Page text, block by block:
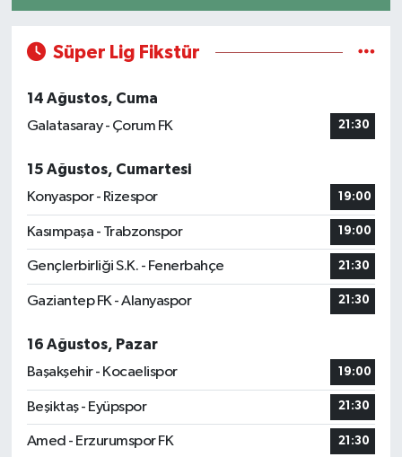
Süper Lig Fikstür
14 Ağustos, Cuma
Galatasaray - Çorum FK
21:30
15 Ağustos, Cumartesi
Konyaspor - Rizespor
19:00
Kasımpaşa - Trabzonspor 19:00
Gençlerbirliği S.K. - Fenerbahçe 21:30
Gaziantep FK - Alanyaspor 21:30
16 Ağustos, Pazar
Başakşehir - Kocaelispor
19:00
Beşiktaş - Eyüpspor 21:30
Amed - Erzurumspor FK 21:30